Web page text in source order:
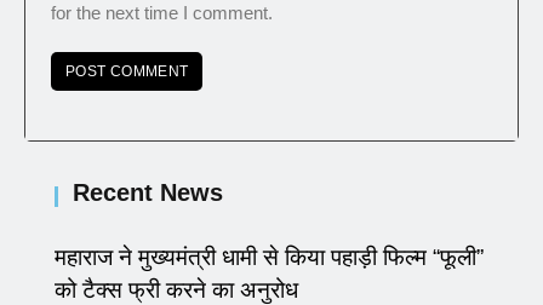
for the next time I comment.
Recent News
महाराज ने मुख्यमंत्री धामी से किया पहाड़ी फिल्म “फूली”
को टैक्स फ्री करने का अनुरोध